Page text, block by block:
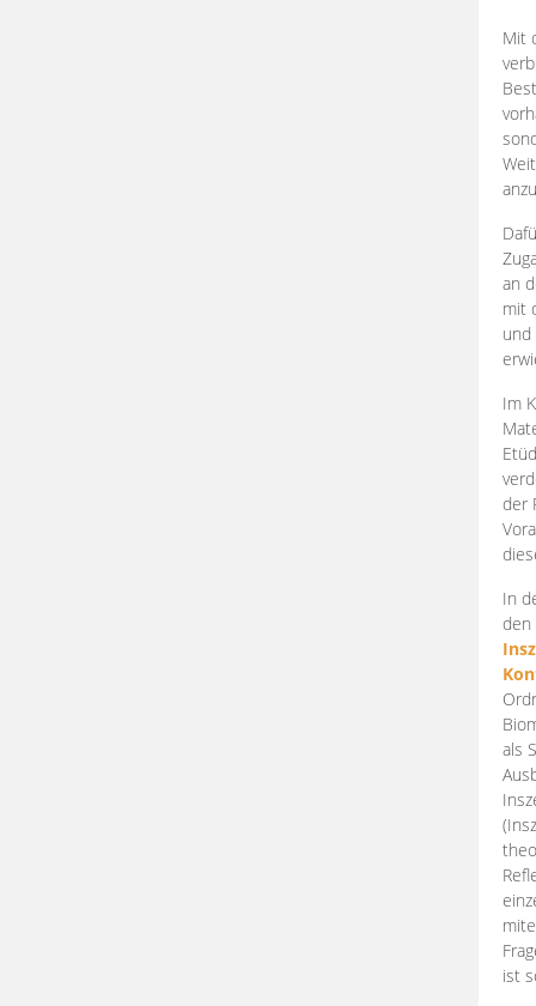
Mit
an
mit
und
Im
der
In
den
als
ist